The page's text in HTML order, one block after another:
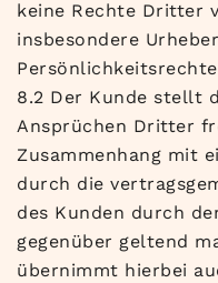
keine Rechte Dritter
insbesondere
8.2 Der Kunde stellt
Ansprüchen Dritter
Zusammenhang mit
durch die
des Kunden durch
gegenüber geltend
übernimmt hierbei